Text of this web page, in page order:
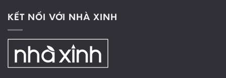
KẾT NỐI VỚI NHÀ XINH